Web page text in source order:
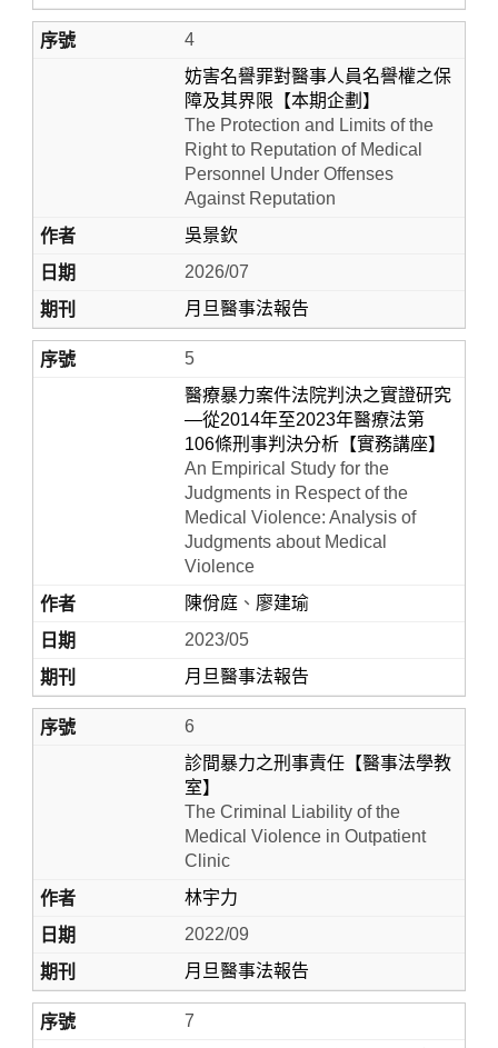
4
妨害名譽罪對醫事人員名譽權之保
障及其界限【本期企劃】
The Protection and Limits of the
Right to Reputation of Medical
Personnel Under Offenses
Against Reputation
吳景欽
2026/07
月旦醫事法報告
5
醫療暴力案件法院判決之實證研究
—從2014年至2023年醫療法第
106條刑事判決分析【實務講座】
An Empirical Study for the
Judgments in Respect of the
Medical Violence: Analysis of
Judgments about Medical
Violence
陳佾庭、 廖建瑜
2023/05
月旦醫事法報告
6
診間暴力之刑事責任【醫事法學教
室】
The Criminal Liability of the
Medical Violence in Outpatient
Clinic
林宇力
2022/09
月旦醫事法報告
7